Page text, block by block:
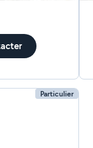
Particulier